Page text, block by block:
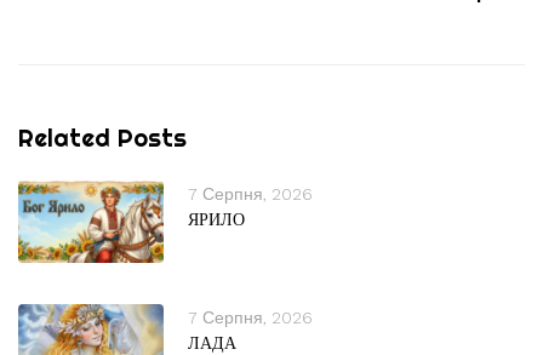
Related Posts
7 Серпня, 2026
ЯРИЛО
7 Серпня, 2026
ЛАДА